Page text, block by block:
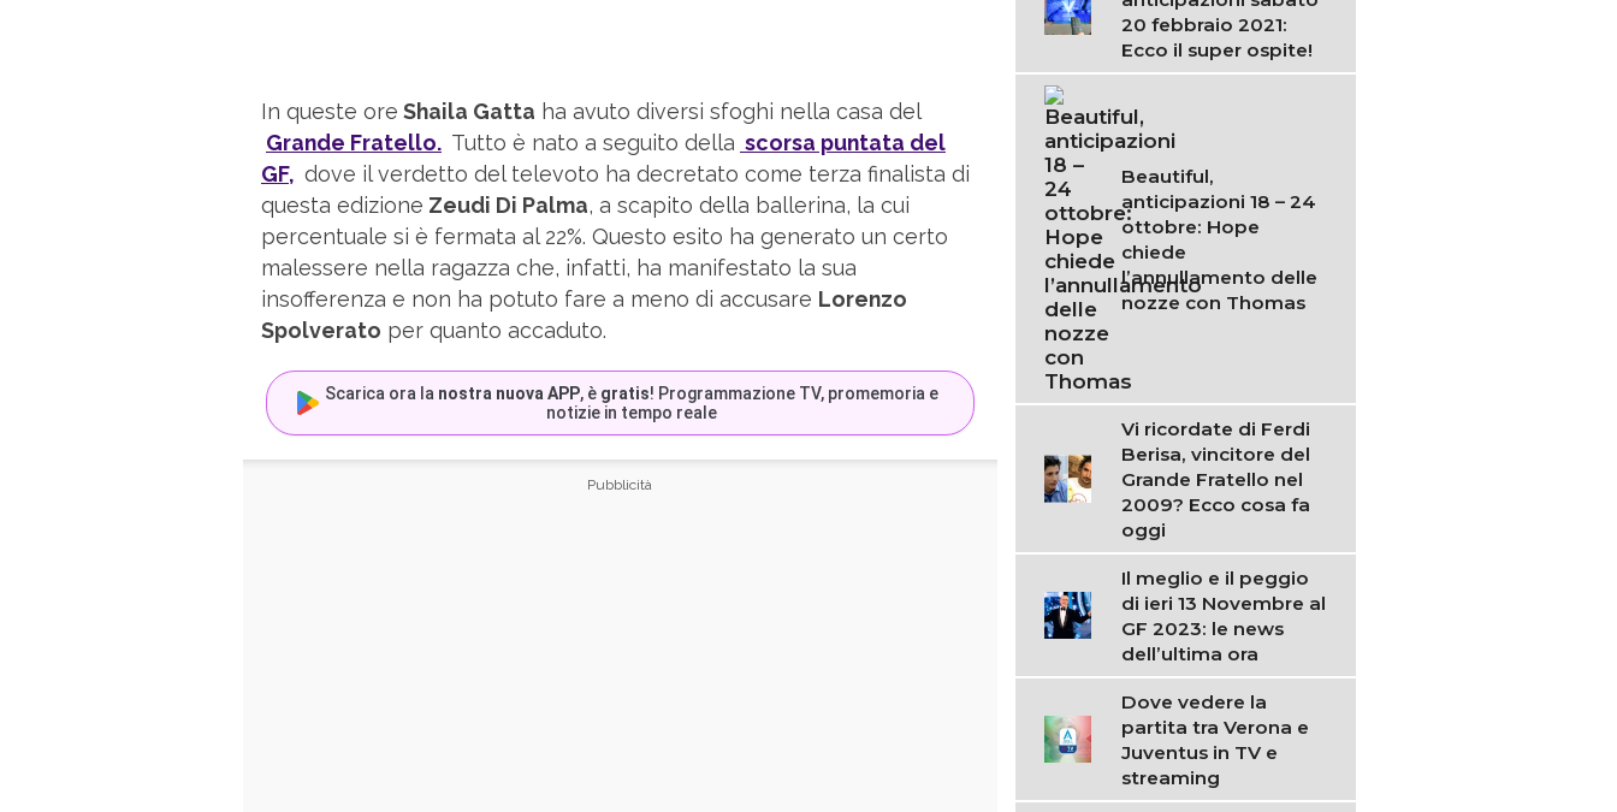
In queste ore Shaila Gatta ha avuto diversi sfoghi nella casa del
Grande Fratello. Tutto è nato a seguito della scorsa puntata del
GF, dove il verdetto del televoto ha decretato come terza finalista di
questa edizione Zeudi Di Palma, a scapito della ballerina, la cui
percentuale si è fermata al 22%. Questo esito ha generato un certo
malessere nella ragazza che, infatti, ha manifestato la sua
insofferenza e non ha potuto fare a meno di accusare Lorenzo
Spolverato per quanto accaduto.
Scarica ora la nostra nuova APP, è gratis! Programmazione TV, promemoria e
notizie in tempo reale
20 febbraio 2021:
Ecco il super ospite!
Beautiful,
anticipazioni 18 – 24
ottobre: Hope
chiede
l’annullamento delle
nozze con Thomas
Vi ricordate di Ferdi
Berisa, vincitore del
Grande Fratello nel
2009? Ecco cosa fa
oggi
Il meglio e il peggio
di ieri 13 Novembre al
GF 2023: le news
dell’ultima ora
Dove vedere la
partita tra Verona e
Juventus in TV e
streaming